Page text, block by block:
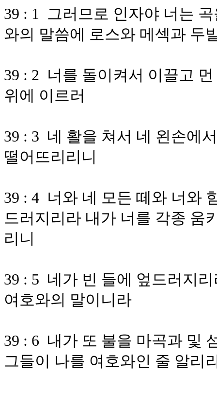
39 : 1 그러므로 인자야 너는
와의 말씀에 로스와 메섹과 두
39 : 2 너를 돌이켜서 이끌고
위에 이르러
39 : 3 네 활을 쳐서 네 왼손에
떨어뜨리리니
39 : 4 너와 네 모든 떼와 너와
드러지리라 내가 너를 각종 움
리니
39 : 5 네가 빈 들에 엎드러지
여호와의 말이니라
39 : 6 내가 또 불을 마곡과 및
그들이 나를 여호와인 줄 알리